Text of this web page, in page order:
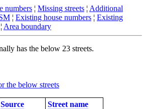
numbers ¦ Missing streets ¦ Additional
¦ Existing house numbers ¦ Existing
¦ Area boundary
has the below 23 streets.
the below streets
Source
Street name